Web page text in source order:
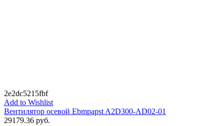
2e2dc5215fbf
Add to Wishlist
Вентилятор осевой Ebmpapst A2D300-AD02-01
29179.36 руб.